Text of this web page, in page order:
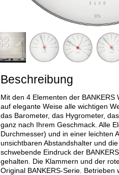
Beschreibung
Mit den 4 Elementen der BANKERS
auf elegante Weise alle wichtigen
das Barometer, das Hygrometer,
ganz nach Ihrem Geschmack. Alle
Durchmesser) und in einer leichten
unsichtbaren Abstandshalter und
schwebende Eindruck der
gehalten. Die Klammern und der
Original BANKERS-Serie. Betrieben